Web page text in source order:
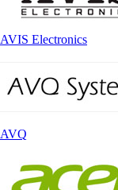
AVIS Electronics
AVQ